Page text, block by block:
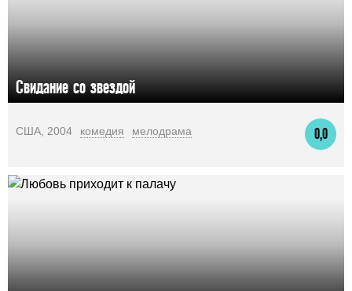
Свидание со звездой
0,0
США, 2004 комедия мелодрама